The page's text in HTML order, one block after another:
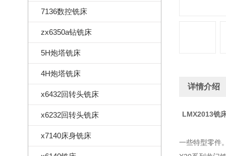
7136数控铣床
zx6350a钻铣床
5H炮塔铣床
4H炮塔铣床
x6432回转头铣床
x6232回转头铣床
x7140床身铣床
详情介绍
LMX2013铣
一些特型零件